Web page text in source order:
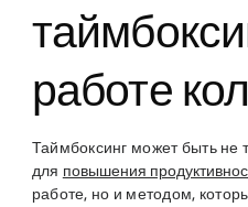
работе
Таймбоксинг может быть не
для повышения
работе, но и методом,